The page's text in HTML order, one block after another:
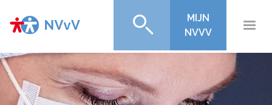
MIJN
NVVV